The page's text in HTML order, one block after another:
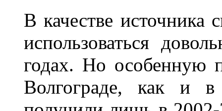
В качестве источника
использоваться
годах. Но особенную
Волгограде, как и